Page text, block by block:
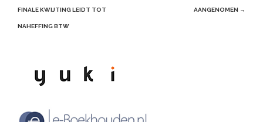
navigation
FINALE KWIJTING LEIDT TOT
NAHEFFING BTW
AANGENOMEN →